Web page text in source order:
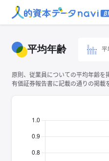
平均年齢 平
原則、従業員についての平均年齢を
有価証券報告書に記載の通りの掲載